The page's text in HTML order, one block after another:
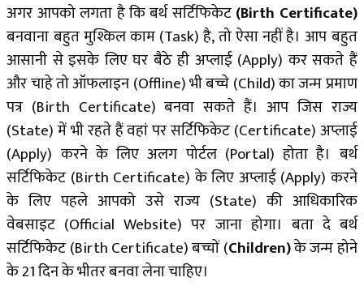
अगर आपको लगता है कि बर्थ सर्टिफिकेट(Birth Certificate)
बनवाना बहुत मुश्किल काम (Task) है, तो ऐसा नहीं है। आप बहुत
आसानी से इसके लिए घर बैठे ही अप्लाई (Apply) कर सकते हैं
और चाहे तो ऑफलाइन (Offline) भी बच्चे (Child) का जन्म प्रमाण
पत्र (Birth Certificate) बनवा सकते हैं। आप जिस राज्य
(State) में भी रहते हैं वहां पर सर्टिफिकेट (Certificate) अप्लाई
(Apply) करने के लिए अलग पोर्टल (Portal) होता है। बर्थ
सर्टिफिकेट (Birth Certificate) के लिए अप्लाई (Apply) करने
के लिए पहले आपको उसे राज्य (State) की आधिकारिक
वेबसाइट (Official Website) पर जाना होगा। बता दे बर्थ
सर्टिफिकेट (Birth Certificate) बच्चों (Children)के जन्म होने
के 21 दिन के भीतर बनवा लेना चाहिए।